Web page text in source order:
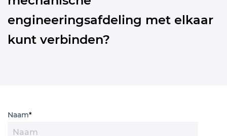
engineeringsafdeling met elkaar
kunt verbinden?
Naam*